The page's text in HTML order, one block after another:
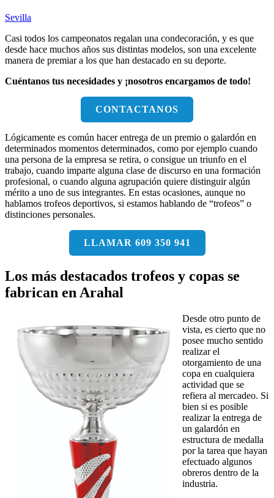
Sevilla
Casi todos los campeonatos regalan una condecoración, y es que
desde hace muchos años sus distintas modelos, son una excelente
manera de premiar a los que han destacado en su deporte.
Cuéntanos tus necesidades y ¡nosotros encargamos de todo!
CONTACTANOS
Lógicamente es común hacer entrega de un premio o galardón en
determinados momentos determinados, como por ejemplo cuando
una persona de la empresa se retira, o consigue un triunfo en el
trabajo, cuando imparte alguna clase de discurso en una formación
profesional, o cuando alguna agrupación quiere distinguir algún
mérito a uno de sus integrantes. En estas ocasiones, aunque no
hablamos trofeos deportivos, si estamos hablando de “trofeos” o
distinciones personales.
LLAMAR 609 350 941
Los más destacados trofeos y copas se
fabrican en Arahal
Desde otro punto de
vista, es cierto que no
posee mucho sentido
realizar el
otorgamiento de una
copa en cualquiera
actividad que se
refiera al mercadeo. Si
bien si es posible
realizar la entrega de
un galardón en
estructura de medalla
por la tarea que hayan
efectuado algunos
obreros dentro de la
industria.